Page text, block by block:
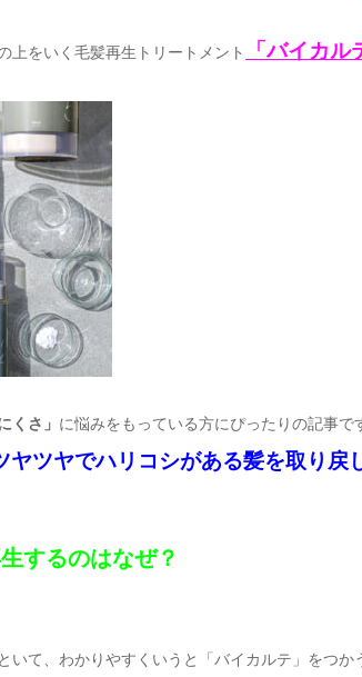
上をいく毛髪再生トリートメント
「バイカル
くさ」 に悩みをもっている方にぴったりの記事で
ツヤでハリコシがある髪を取り戻
するのはなぜ？
いて、わかりやすくいうと「バイカルテ」をつ